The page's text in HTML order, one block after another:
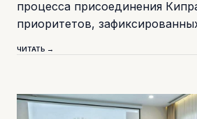
процесса присоединения
приоритетов,
ЧИТАТЬ →